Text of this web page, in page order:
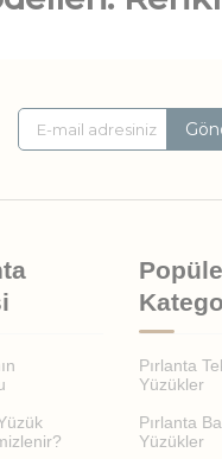
modeller, dengeli ve
ve dikkat çekici bir
günlük kullanım için
Pırlanta
Yüzükler
Pırlanta
Yüzükler